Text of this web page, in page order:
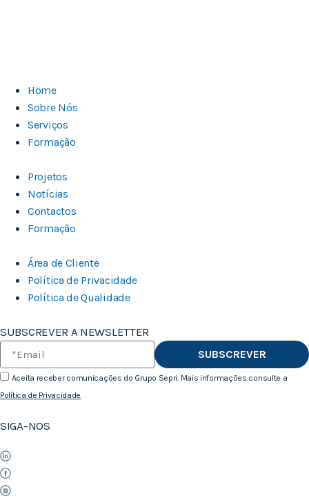
Home
Sobre Nós
Serviços
Formação
Projetos
Notícias
Contactos
Formação
Área de Cliente
Política de Privacidade
Política de Qualidade
SUBSCREVER A NEWSLETTER
Aceita receber comunicações do Grupo Sepri. Mais informações consulte a
Política de Privacidade
SUBSCREVER
SIGA-NOS